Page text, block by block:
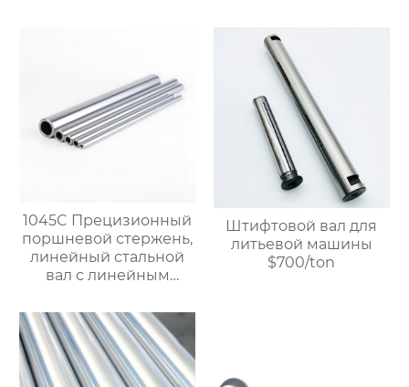
$900/Ton
1045C Прецизионный
поршневой стержень,
линейный стальной
вал с линейным
жесткий
хромированный
полый вал $900/ton
Штифтовой вал для
литьевой машины
$700/ton